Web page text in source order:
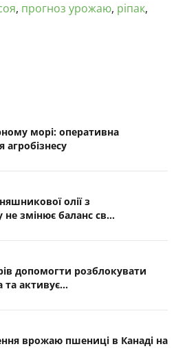
, прогноз урожаю, ріпак,
морі: оперативна
агробізнесу
олії з
змінює баланс св...
допомогти розблокувати
активує...
врожаю пшениці в Канаді на